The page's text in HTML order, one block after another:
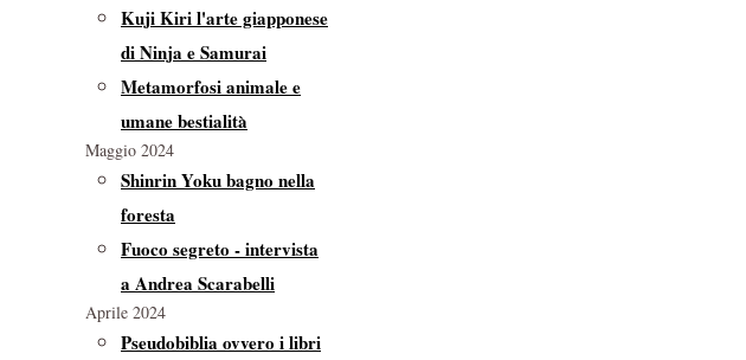
Kuji Kiri l'arte giapponese
di Ninja e Samurai
Metamorfosi animale e
umane bestialità
Maggio 2024
Shinrin Yoku bagno nella
foresta
Fuoco segreto - intervista
a Andrea Scarabelli
Aprile 2024
Pseudobiblia ovvero i libri